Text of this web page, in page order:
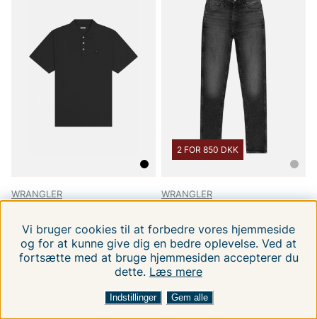
FILTRERA EFTER SORTER EFTER:
WRANGLER
4XL
219 DKK 319.00 DKK
2 FOR 850 DKK
WRANGLER
W25L30 W25L32 W26L30 W26L32
499 DKK 709.00 DKK
-38%
Vi bruger cookies til at forbedre vores hjemmeside
og for at kunne give dig en bedre oplevelse. Ved at
fortsætte med at bruge hjemmesiden accepterer du
dette. Læs mere
Indstillinger Gem alle